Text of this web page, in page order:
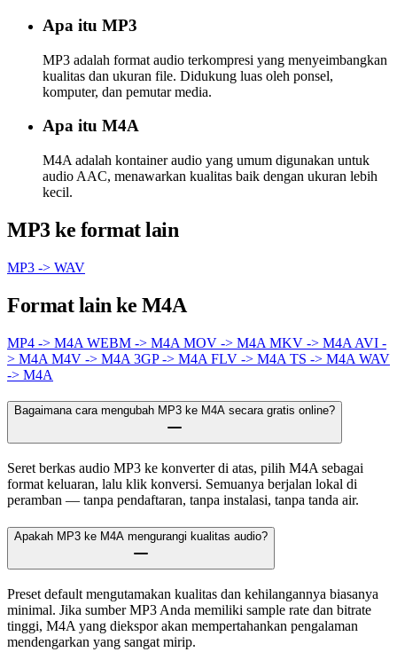
Apa itu MP3
MP3 adalah format audio terkompresi yang menyeimbangkan
kualitas dan ukuran file. Didukung luas oleh ponsel,
komputer, dan pemutar media.
Apa itu M4A
M4A adalah kontainer audio yang umum digunakan untuk
audio AAC, menawarkan kualitas baik dengan ukuran lebih
kecil.
MP3 ke format lain
MP3 -> WAV
Format lain ke M4A
MP4 -> M4A WEBM -> M4A MOV -> M4A MKV -> M4A AVI -
> M4A M4V -> M4A 3GP -> M4A FLV -> M4A TS -> M4A WAV
-> M4A
Bagaimana cara mengubah MP3 ke M4A secara gratis online?
Seret berkas audio MP3 ke konverter di atas, pilih M4A sebagai
format keluaran, lalu klik konversi. Semuanya berjalan lokal di
peramban — tanpa pendaftaran, tanpa instalasi, tanpa tanda air.
Apakah MP3 ke M4A mengurangi kualitas audio?
Preset default mengutamakan kualitas dan kehilangannya biasanya
minimal. Jika sumber MP3 Anda memiliki sample rate dan bitrate
tinggi, M4A yang diekspor akan mempertahankan pengalaman
mendengarkan yang sangat mirip.